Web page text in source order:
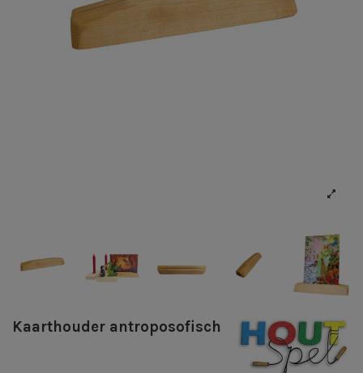
Kaarthouder antroposofisch